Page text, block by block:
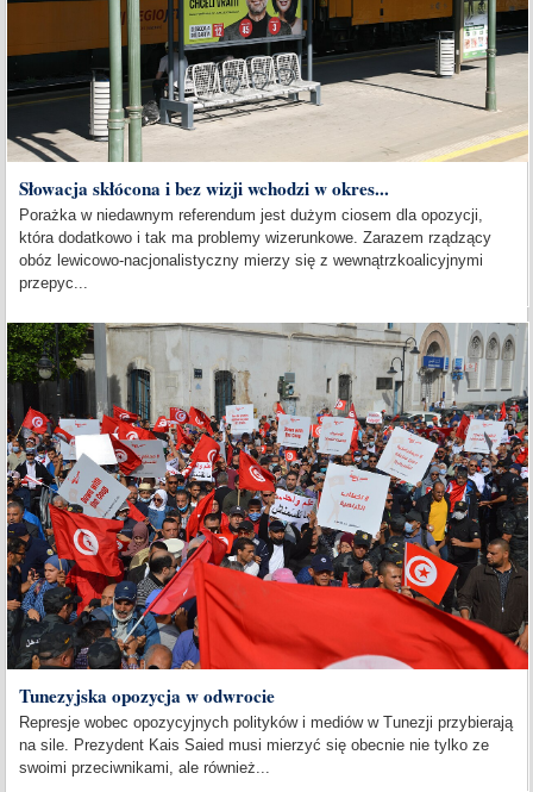
Słowacja skłócona i bez wizji wchodzi w okres...
Porażka w niedawnym referendum jest dużym ciosem dla opozycji,
która dodatkowo i tak ma problemy wizerunkowe. Zarazem rządzący
obóz lewicowo-nacjonalistyczny mierzy się z wewnątrzkoalicyjnymi
przepyc...
Tunezyjska opozycja w odwrocie
Represje wobec opozycyjnych polityków i mediów w Tunezji przybierają
na sile. Prezydent Kais Saied musi mierzyć się obecnie nie tylko ze
swoimi przeciwnikami, ale również...